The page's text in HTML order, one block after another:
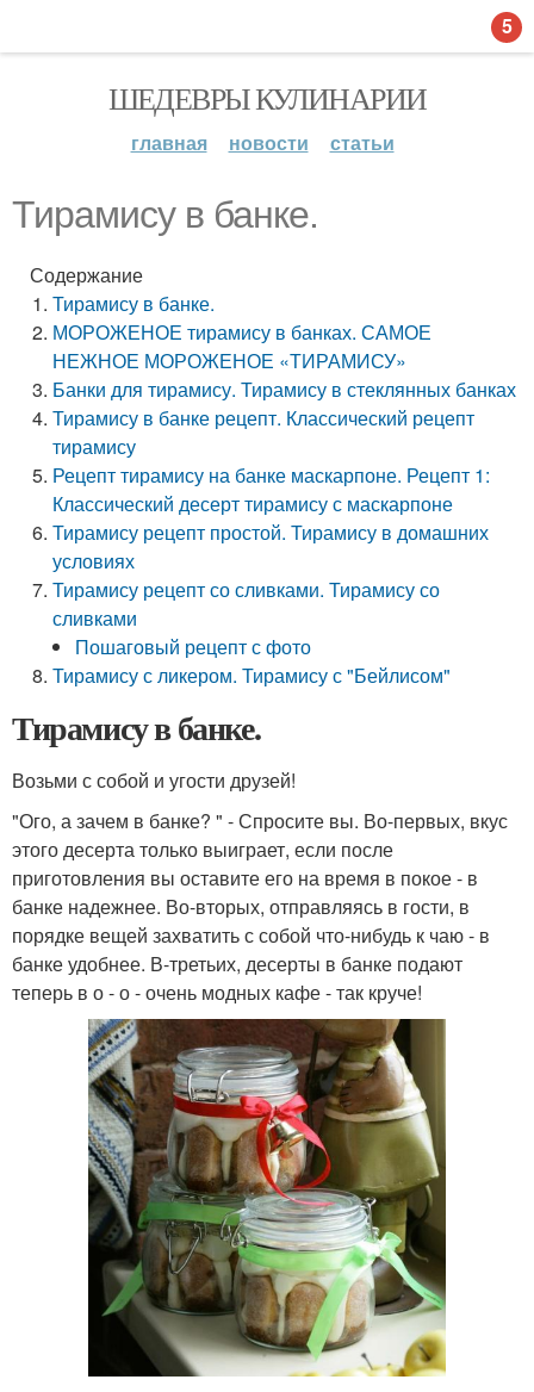
ШЕДЕВРЫ КУЛИНАРИИ
главная новости статьи
Тирамису в банке.
Содержание
Тирамису в банке.
МОРОЖЕНОЕ тирамису в банках. САМОЕ
НЕЖНОЕ МОРОЖЕНОЕ «ТИРАМИСУ»
Банки для тирамису. Тирамису в стеклянных банках
Тирамису в банке рецепт. Классический рецепт
тирамису
Рецепт тирамису на банке маскарпоне. Рецепт 1:
Классический десерт тирамису с маскарпоне
Тирамису рецепт простой. Тирамису в домашних
условиях
Тирамису рецепт со сливками. Тирамису со
сливками
Пошаговый рецепт с фото
Тирамису с ликером. Тирамису с "Бейлисом"
Тирамису в банке.
Возьми с собой и угости друзей!
"Ого, а зачем в банке? " - Спросите вы. Во-первых, вкус
этого десерта только выиграет, если после
приготовления вы оставите его на время в покое - в
банке надежнее. Во-вторых, отправляясь в гости, в
порядке вещей захватить с собой что-нибудь к чаю - в
банке удобнее. В-третьих, десерты в банке подают
теперь в о - о - очень модных кафе - так круче!
5